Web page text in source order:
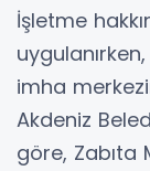
İşletme
imha
Akdeniz
göre, Zabıta